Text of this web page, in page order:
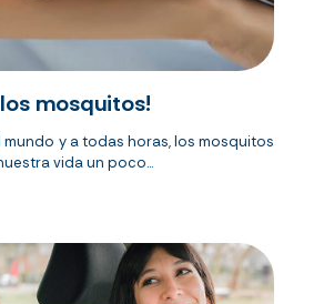
mosquitos!
y a todas horas, los mosquitos
vida un poco...